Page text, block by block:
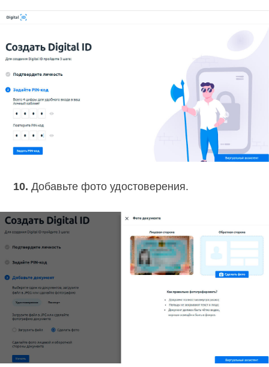
10. Добавьте фото удостоверения.